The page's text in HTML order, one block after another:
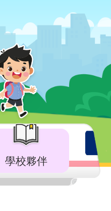
學校夥伴